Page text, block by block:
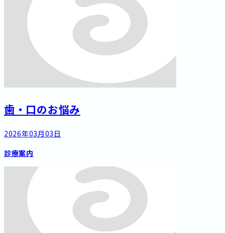
歯・口のお悩み
2026年03月03日
診療案内